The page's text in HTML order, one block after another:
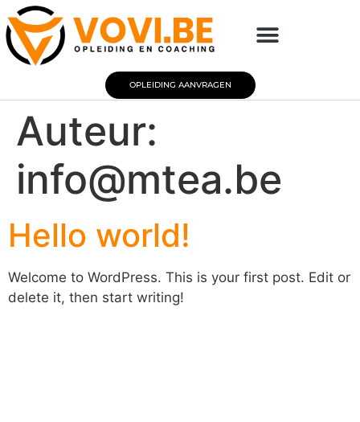
OPLEIDING AANVRAGEN
Auteur:
info@mtea.be
Hello world!
Welcome to WordPress. This is your first post. Edit or
delete it, then start writing!